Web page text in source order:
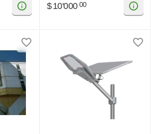
$10'000 00